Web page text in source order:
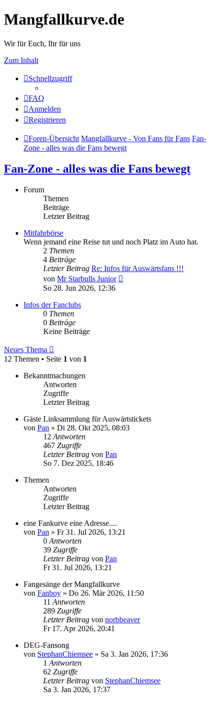
Mangfallkurve.de
Wir für Euch, Ihr für uns
Zum Inhalt
Schnellzugriff
FAQ
Anmelden
Registrieren
Foren-Übersicht Mangfallkurve - Von Fans für Fans Fan-
Zone - alles was die Fans bewegt
Fan-Zone - alles was die Fans bewegt
Forum
Themen
Beiträge
Letzter Beitrag
Mitfahrbörse
Wenn jemand eine Reise tut und noch Platz im Auto hat.
2 Themen
4 Beiträge
Letzter Beitrag Re: Infos für Auswärtsfans !!!
von Mr Starbulls Junior
So 28. Jun 2026, 12:36
Infos der Fanclubs
0 Themen
0 Beiträge
Keine Beiträge
Neues Thema
12 Themen • Seite 1 von 1
Bekanntmachungen
Antworten
Zugriffe
Letzter Beitrag
Gäste Linksammlung für Auswärtstickets
von Pan » Di 28. Okt 2025, 08:03
12 Antworten
467 Zugriffe
Letzter Beitrag von Pan
So 7. Dez 2025, 18:46
Themen
Antworten
Zugriffe
Letzter Beitrag
eine Fankurve eine Adresse....
von Pan » Fr 31. Jul 2026, 13:21
0 Antworten
39 Zugriffe
Letzter Beitrag von Pan
Fr 31. Jul 2026, 13:21
Fangesänge der Mangfallkurve
von Fanboy » Do 26. Mär 2026, 11:50
11 Antworten
289 Zugriffe
Letzter Beitrag von norbbeaver
Fr 17. Apr 2026, 20:41
DEG-Fansong
von StephanChiemsee » Sa 3. Jan 2026, 17:36
1 Antworten
62 Zugriffe
Letzter Beitrag von StephanChiemsee
Sa 3. Jan 2026, 17:37